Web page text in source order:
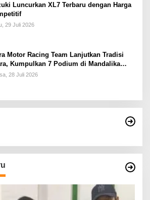
Luncurkan XL7 Terbaru dengan Harga
29 Juli 2026
Motor Racing Team Lanjutkan Tradisi
Kumpulkan 7 Podium di Mandalika
Series Putaran ke 3
28 Juli 2026